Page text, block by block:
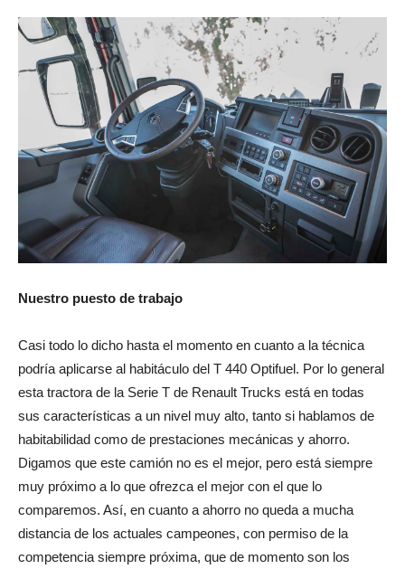
Nuestro puesto de trabajo
Casi todo lo dicho hasta el momento en cuanto a la técnica
podría aplicarse al habitáculo del T 440 Optifuel. Por lo general
esta tractora de la Serie T de Renault Trucks está en todas
sus características a un nivel muy alto, tanto si hablamos de
habitabilidad como de prestaciones mecánicas y ahorro.
Digamos que este camión no es el mejor, pero está siempre
muy próximo a lo que ofrezca el mejor con el que lo
comparemos. Así, en cuanto a ahorro no queda a mucha
distancia de los actuales campeones, con permiso de la
competencia siempre próxima, que de momento son los